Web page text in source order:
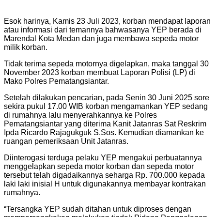
Esok harinya, Kamis 23 Juli 2023, korban mendapat laporan
atau informasi dari temannya bahwasanya YEP berada di
Marendal Kota Medan dan juga membawa sepeda motor
milik korban.
Tidak terima sepeda motornya digelapkan, maka tanggal 30
November 2023 korban membuat Laporan Polisi (LP) di
Mako Polres Pematangsiantar.
Setelah dilakukan pencarian, pada Senin 30 Juni 2025 sore
sekira pukul 17.00 WIB korban mengamankan YEP sedang
di rumahnya lalu menyerahkannya ke Polres
Pematangsiantar yang diterima Kanit Jatanras Sat Reskrim
Ipda Ricardo Rajagukguk S.Sos. Kemudian diamankan ke
ruangan pemeriksaan Unit Jatanras.
Diinterogasi terduga pelaku YEP mengakui perbuatannya
menggelapkan sepeda motor korban dan sepeda motor
tersebut telah digadaikannya seharga Rp. 700.000 kepada
laki laki inisial H untuk digunakannya membayar kontrakan
rumahnya.
“Tersangka YEP sudah ditahan untuk diproses dengan